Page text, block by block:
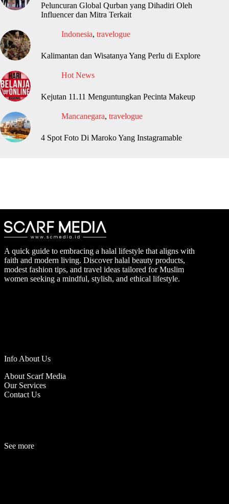
Peluncuran Global Qurban yang Dihadiri Oleh
Influencer dan Mitra Terkait
Indonesia, travelogue
Kalimantan dan Wisatanya Yang Perlu di Explore
Hot News
Kejutan 11.11 Menguntungkan Pecinta Makeup
Mancanegara, travelogue
4 Spot Foto Di Maroko Yang Instagramable
A quick guide to embracing a halal lifestyle that aligns with
faith and modern living. Discover halal beauty products,
modest fashion tips, and travel ideas tailored for Muslim
women seeking a mindful, stylish, and ethical lifestyle.
Info About Us
About Scarf Media
Our Services
Contact Us
See more